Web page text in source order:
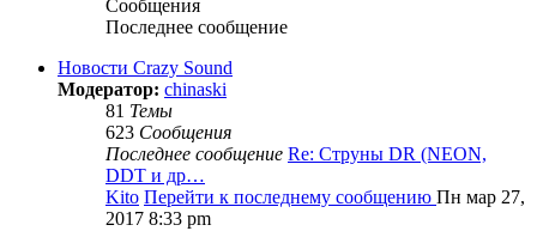
Сообщения
Последнее сообщение
Новости Crazy Sound
Модератор: chinaski
81 Темы
623 Сообщения
Последнее сообщение Re: Струны DR (NEON,
DDT и др…
Kito Перейти к последнему сообщению Пн мар 27,
2017 8:33 pm